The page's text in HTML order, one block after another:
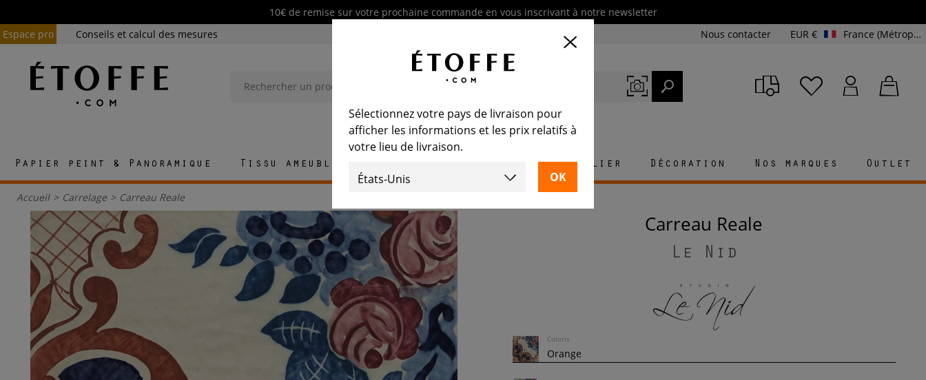
10€ de remise sur votre prochaine commande en vous inscrivant à notre newsletter
Espace pro
Conseils et calcul des mesures Nous contacter EUR € France (Métropolitaine et Corse)
Papier peint & Panoramique Tissu ameublement Mobilier Décoration Nos marques Outlet
Accueil > Carrelage > Carreau Reale
Carreau Reale
Le Nid
Coloris
Sélectionnez votre pays de livraison pour
afficher les informations et les prix relatifs à
votre lieu de livraison.